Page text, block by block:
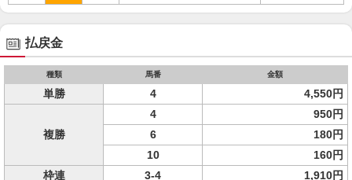
払戻金
種類 馬番 金額
単勝 4 4,550円
複勝
4
950円
6
180円
10
160円
枠連
3-4
1,910円